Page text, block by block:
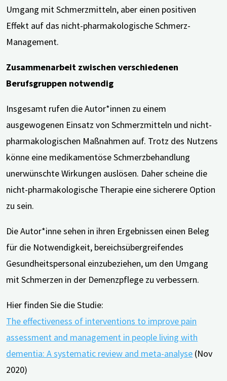
Umgang mit Schmerzmitteln, aber einen positiven
Effekt auf das nicht-pharmakologische Schmerz-
Management.
Zusammenarbeit zwischen verschiedenen
Berufsgruppen notwendig
Insgesamt rufen die Autor*innen zu einem
ausgewogenen Einsatz von Schmerzmitteln und nicht-
pharmakologischen Maßnahmen auf. Trotz des Nutzens
könne eine medikamentöse Schmerzbehandlung
unerwünschte Wirkungen auslösen. Daher scheine die
nicht-pharmakologische Therapie eine sicherere Option
zu sein.
Die Autor*inne sehen in ihren Ergebnissen einen Beleg
für die Notwendigkeit, bereichsübergreifendes
Gesundheitspersonal einzubeziehen, um den Umgang
mit Schmerzen in der Demenzpflege zu verbessern.
Hier finden Sie die Studie:
The effectiveness of interventions to improve pain
assessment and management in people living with
dementia: A systematic review and meta-analyse (Nov
2020)